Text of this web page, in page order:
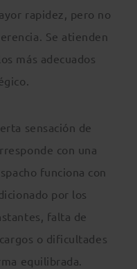
rapidez, pero no
Se atienden
más adecuados
sensación de
con una
funciona con
por los
falta de
o dificultades
equilibrada.